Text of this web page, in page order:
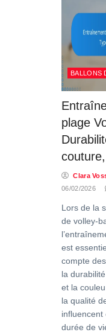
BALLONS
plage
Clara
06/02/2026
Lors de la
de volley-
est
compte
la
et la
la qualité
influencent
durée de